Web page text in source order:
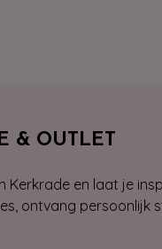
& OUTLET
Kerkrade en laat je
ontvang persoonlijk